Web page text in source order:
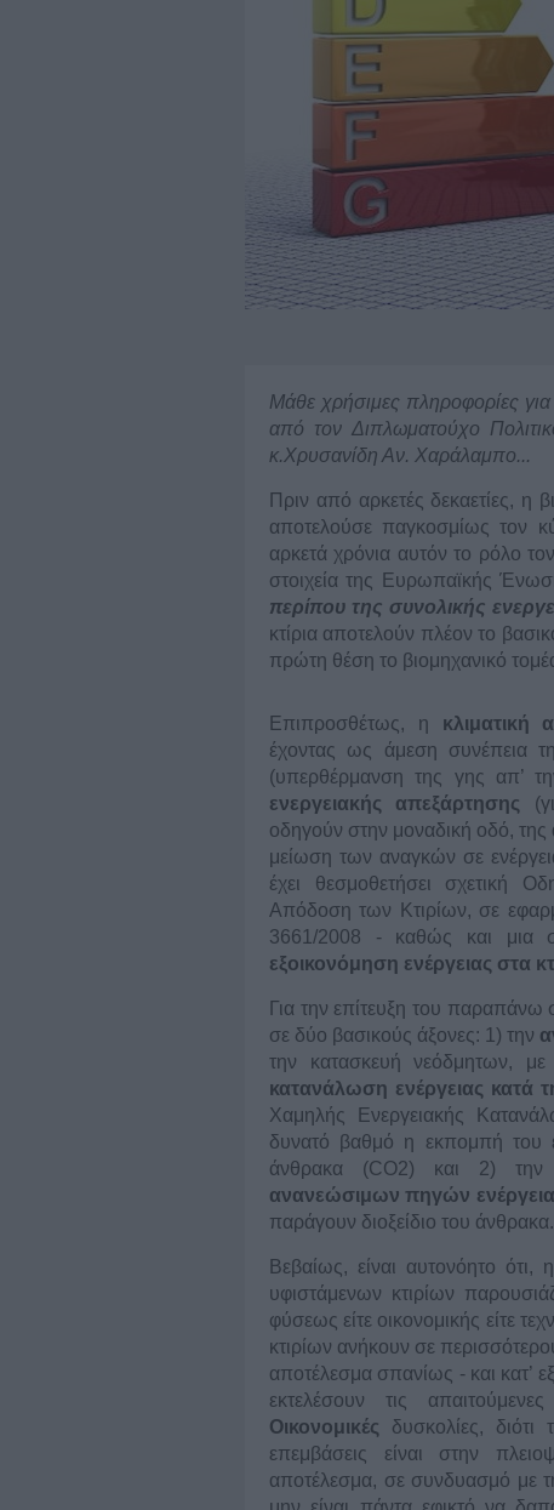
Μάθε χρήσιμες πληροφορίες
από τον Διπλωματούχο
κ.Χρυσανίδη Αν. Χαράλαμπο...
Πριν από αρκετές δεκαετίες, η
αποτελούσε παγκοσμίως τον
αρκετά χρόνια αυτόν το ρόλο
στοιχεία της Ευρωπαϊκής
περίπου της συνολικής
κτίρια αποτελούν πλέον το
πρώτη θέση το βιομηχανικό
Επιπροσθέτως, η κλιματική
έχοντας ως άμεση συνέπεια
(υπερθέρμανση της γης απ’
ενεργειακής απεξάρτησης
οδηγούν στην μοναδική οδό, της
μείωση των αναγκών σε
έχει θεσμοθετήσει σχετική
Απόδοση των Κτιρίων, σε
3661/2008 - καθώς και μια
εξοικονόμηση ενέργειας στα
Για την επίτευξη του
σε δύο βασικούς άξονες: 1) την
την κατασκευή νεόδμητων,
κατανάλωση ενέργειας κατά
Χαμηλής Ενεργειακής
δυνατό βαθμό η εκπομπή του
άνθρακα (CO2) και 2) την
ανανεώσιμων πηγών
παράγουν διοξείδιο του άνθρακα.
Βεβαίως, είναι αυτονόητο
υφιστάμενων κτιρίων
φύσεως είτε οικονομικής είτε
κτιρίων ανήκουν σε
αποτέλεσμα σπανίως - και κατ’
εκτελέσουν τις
Οικονομικές δυσκολίες,
επεμβάσεις είναι στην
αποτέλεσμα, σε συνδυασμό με